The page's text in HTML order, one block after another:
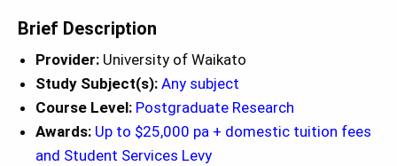
Brief Description
Provider: University of Waikato
Study Subject(s): Any subject
Course Level: Postgraduate Research
Awards: Up to $25,000 pa + domestic tuition fees
and Student Services Levy